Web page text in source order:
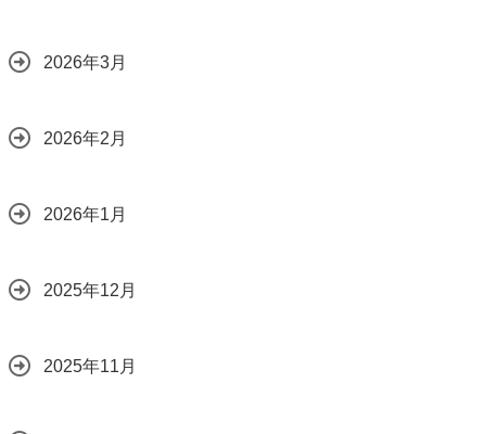
2026年3月
2026年2月
2026年1月
2025年12月
2025年11月